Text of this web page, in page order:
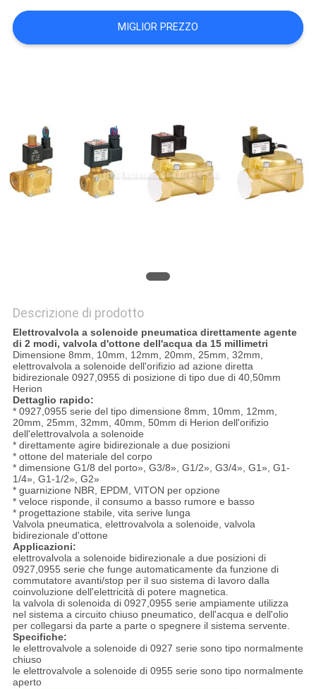
MAPPA
DEL
POLICY
MIGLIOR PREZZO
Descrizione di prodotto
Elettrovalvola a solenoide pneumatica direttamente agente
di 2 modi, valvola d'ottone dell'acqua da 15 millimetri
Dimensione 8mm, 10mm, 12mm, 20mm, 25mm, 32mm,
elettrovalvola a solenoide dell'orifizio ad azione diretta
bidirezionale 0927,0955 di posizione di tipo due di 40,50mm
Herion
Dettaglio rapido:
* 0927,0955 serie del tipo dimensione 8mm, 10mm, 12mm,
20mm, 25mm, 32mm, 40mm, 50mm di Herion dell'orifizio
dell'elettrovalvola a solenoide
* direttamente agire bidirezionale a due posizioni
* ottone del materiale del corpo
* dimensione G1/8 del porto», G3/8», G1/2», G3/4», G1», G1-
1/4», G1-1/2», G2»
* guarnizione NBR, EPDM, VITON per opzione
* veloce risponde, il consumo a basso rumore e basso
* progettazione stabile, vita serive lunga
Valvola pneumatica, elettrovalvola a solenoide, valvola
bidirezionale d'ottone
Applicazioni:
elettrovalvola a solenoide bidirezionale a due posizioni di
0927,0955 serie che funge automaticamente da funzione di
commutatore avanti/stop per il suo sistema di lavoro dalla
coinvoluzione dell'elettricità di potere magnetica.
la valvola di solenoida di 0927,0955 serie ampiamente utilizza
nel sistema a circuito chiuso pneumatico, dell'acqua e dell'olio
per collegarsi da parte a parte o spegnere il sistema servente.
Specifiche:
le elettrovalvole a solenoide di 0927 serie sono tipo normalmente
chiuso
le elettrovalvole a solenoide di 0955 serie sono tipo normalmente
aperto